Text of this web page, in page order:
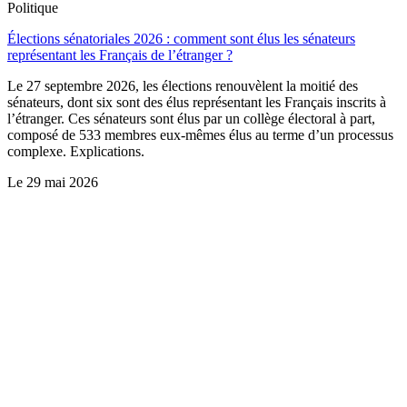
Politique
Élections sénatoriales 2026 : comment sont élus les sénateurs
représentant les Français de l’étranger ?
Le 27 septembre 2026, les élections renouvèlent la moitié des
sénateurs, dont six sont des élus représentant les Français inscrits à
l’étranger. Ces sénateurs sont élus par un collège électoral à part,
composé de 533 membres eux-mêmes élus au terme d’un processus
complexe. Explications.
Le 29 mai 2026